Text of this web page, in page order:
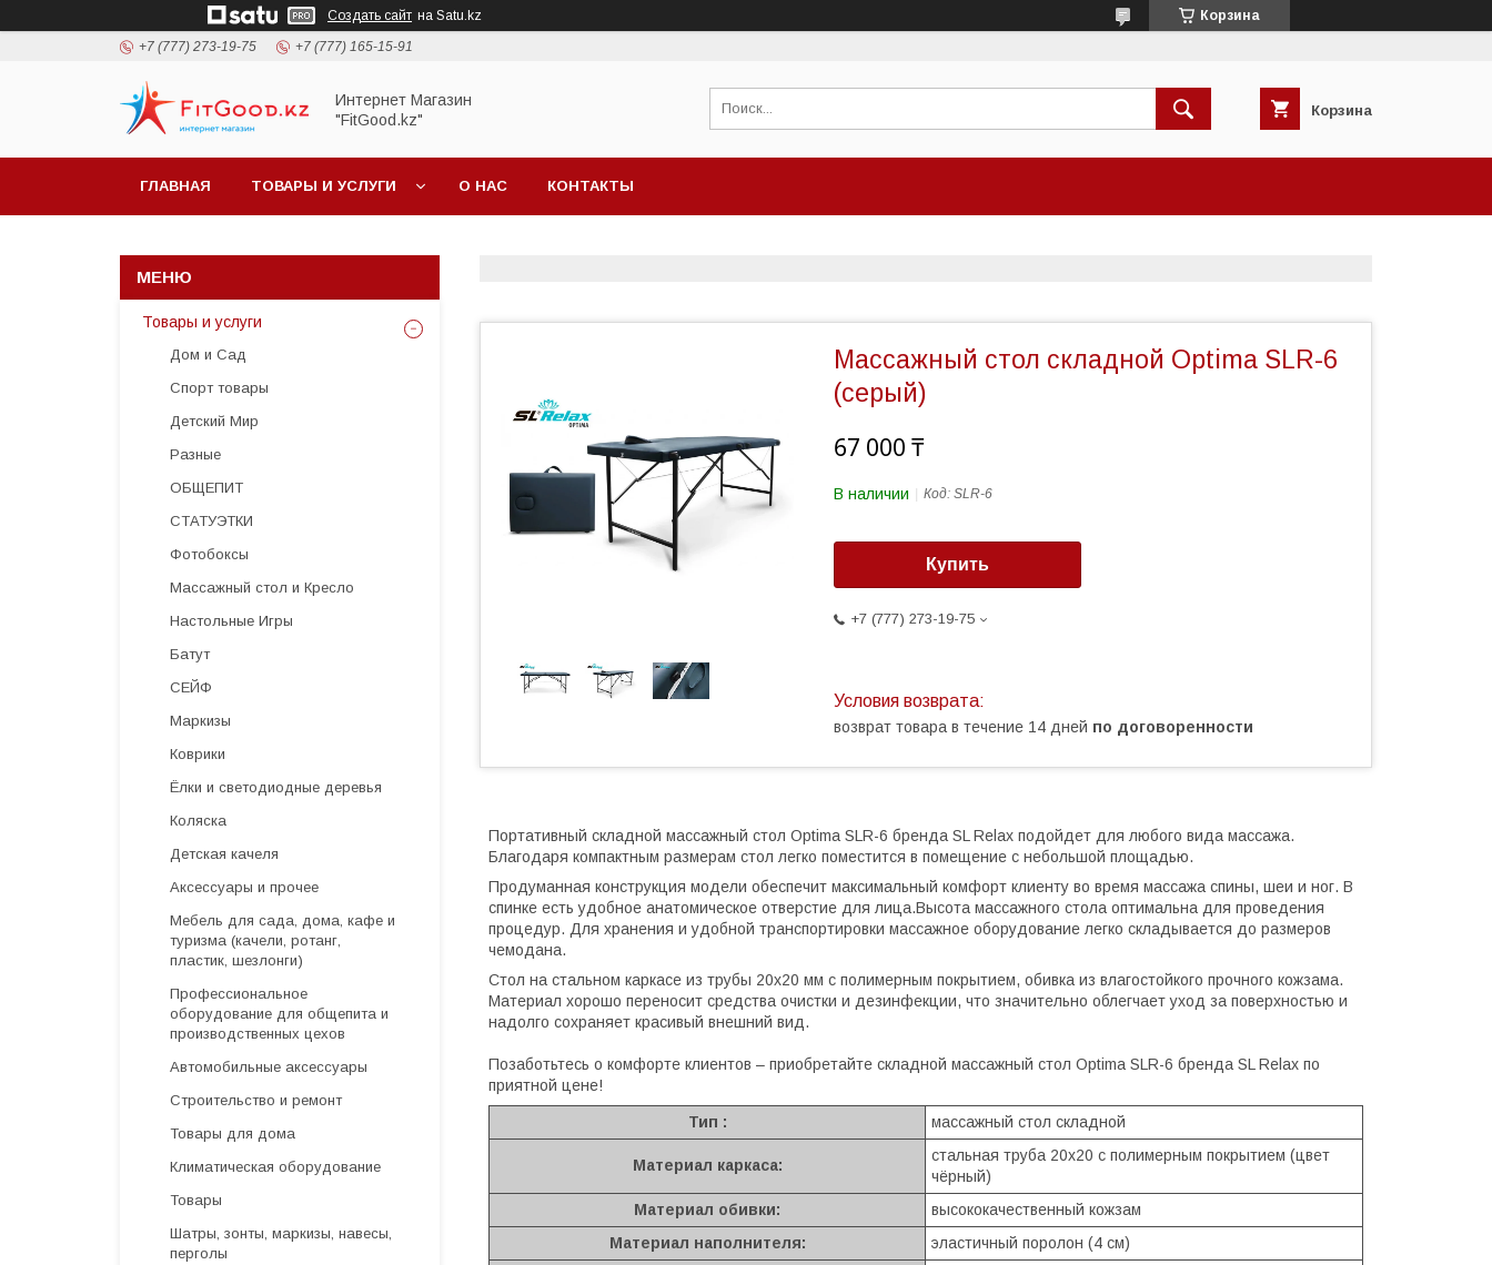
Создать сайт на Satu.kz Корзина
+7 (777) 273-19-75 +7 (777) 165-15-91
Интернет Магазин
"FitGood.kz"
Корзина
ГЛАВНАЯ ТОВАРЫ И УСЛУГИ О НАС КОНТАКТЫ
Массажный стол складной Optima SLR-6
(серый)
67 000 ₸
В наличии Код: SLR-6
Купить
+7 (777) 273-19-75
возврат товара в течение 14 дней по договоренности
Портативный складной массажный стол Optima SLR-6 бренда SL Relax подойдет для любого вида массажа.
Благодаря компактным размерам стол легко поместится в помещение с небольшой площадью.
Продуманная конструкция модели обеспечит максимальный комфорт клиенту во время массажа спины, шеи и ног. В
спинке есть удобное анатомическое отверстие для лица.Высота массажного стола оптимальна для проведения
процедур. Для хранения и удобной транспортировки массажное оборудование легко складывается до размеров
чемодана.
Стол на стальном каркасе из трубы 20х20 мм с полимерным покрытием, обивка из влагостойкого прочного кожзама.
Материал хорошо переносит средства очистки и дезинфекции, что значительно облегчает уход за поверхностью и
надолго сохраняет красивый внешний вид.
Позаботьтесь о комфорте клиентов – приобретайте складной массажный стол Optima SLR-6 бренда SL Relax по
приятной цене!
Тип : массажный стол складной
Материал каркаса:
стальная труба 20х20 с полимерным покрытием (цвет
чёрный)
Материал обивки:
высококачественный кожзам
Материал наполнителя:
эластичный поролон (4 см)
Товары и услуги
Дом и Сад
Спорт товары
Детский Мир
Разные
ОБЩЕПИТ
СТАТУЭТКИ
Фотобоксы
Массажный стол и Кресло
Настольные Игры
Батут
СЕЙФ
Маркизы
Коврики
Ёлки и светодиодные деревья
Коляска
Детская качеля
Аксессуары и прочее
Мебель для сада, дома, кафе и
туризма (качели, ротанг,
пластик, шезлонги)
Профессиональное
оборудование для общепита и
производственных цехов
Автомобильные аксессуары
Строительство и ремонт
Товары для дома
Климатическая оборудование
Товары
Шатры, зонты, маркизы, навесы,
перголы